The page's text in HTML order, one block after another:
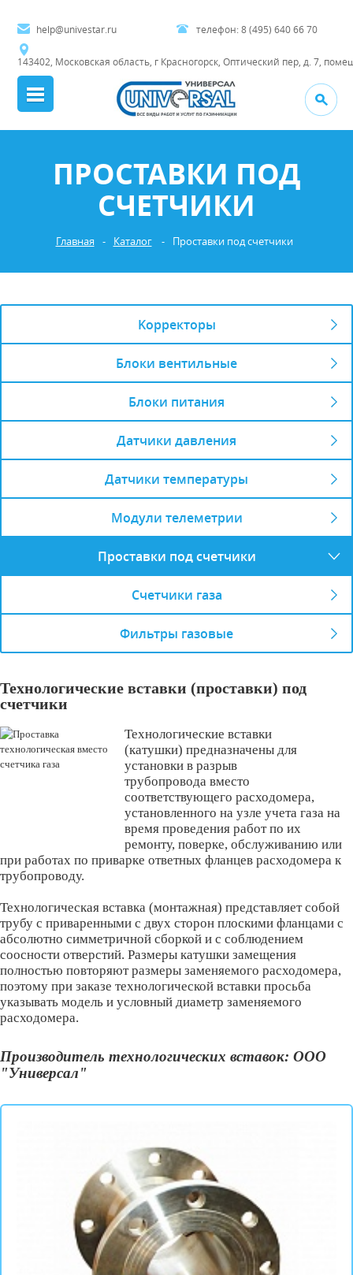
help@univestar.ru
143402, Московская область, г Красногорск, Оптический пер, д. 7,
телефон: 8 (495) 640 66 70
ПРОСТАВКИ ПОД
СЧЕТЧИКИ
Главная - Каталог - Проставки под счетчики
Kорректоры
Блоки вентильные
Блоки питания
Датчики давления
Датчики температуры
Модули телеметрии
Проставки под счетчики
Счетчики газа
Фильтры газовые
Технологические вставки (проставки) под
счетчики
Технологические вставки
(катушки) предназначены для
установки в разрыв
трубопровода вместо
соответствующего расходомера,
установленного на узле учета газа на
время проведения работ по их
ремонту, поверке, обслуживанию или
при работах по приварке ответных фланцев расходомера к
трубопроводу.
Технологическая вставка (монтажная) представляет собой
трубу с приваренными с двух сторон плоскими фланцами с
абсолютно симметричной сборкой и с соблюдением
соосности отверстий. Размеры катушки замещения
полностью повторяют размеры заменяемого расходомера,
поэтому при заказе технологической вставки просьба
указывать модель и условный диаметр заменяемого
расходомера.
Производитель технологических вставок: ООО
"Универсал"